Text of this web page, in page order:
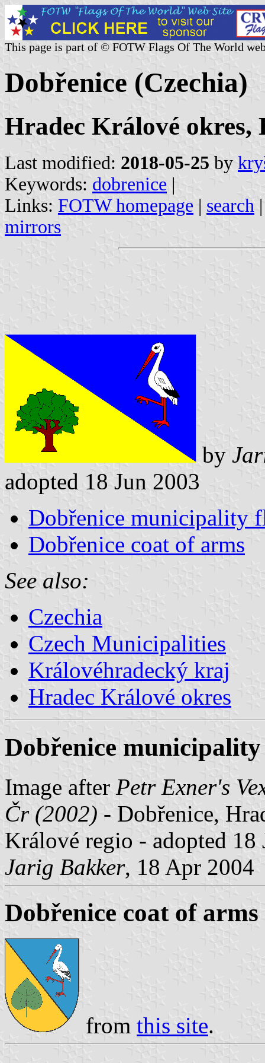
This page is part of © FOTW Flags Of The World
Dobřenice (Czechia)
Hradec Králové okres,
Last modified: 2018-05-25 by
Keywords: dobrenice |
Links: FOTW homepage | search
mirrors
by
adopted 18 Jun 2003
Dobřenice municipality
Dobřenice coat of arms
See also:
Czechia
Czech Municipalities
Královéhradecký kraj
Hradec Králové okres
Dobřenice
Image after Petr Exner's
Čr (2002) - Dobřenice,
Králové regio - adopted 18
Jarig Bakker, 18 Apr 2004
Dobřenice coat of arms
from this site.